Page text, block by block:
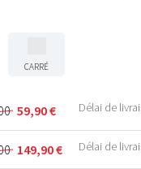
CARRÉ
59,90€ Délai de
149,90€ Délai de